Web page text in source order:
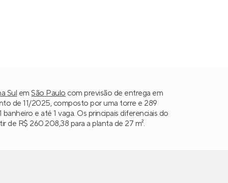
Sul emSão Paulo com previsão de entrega em
de 11/2025, composto por uma torre e 289
banheiro e até 1 vaga. Os principais diferenciais do
de R$ 260.208,38 para a planta de 27 m².